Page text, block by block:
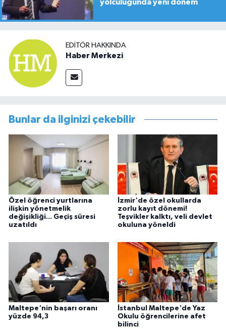
yolculuğunda yeni dönem
EDITÖR HAKKINDA
Haber Merkezi
Bunlar da ilginizi çekebilir
Özel öğrenci yurtlarına
ilişkin yönetmelik
değişikliği... Geçiş süresi
uzatıldı
İzmir'de özel okullarda
zorlu kayıt dönemi!
Teşvikler kalktı, veli devlet
okuluna yöneldi
Maltepe'nin başarı oranı
yüzde 94,3
İstanbul Maltepe'de Yaz
Okulu öğrencilerine afet
bilinci